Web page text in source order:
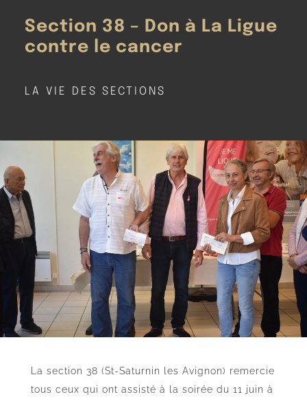
Section 38 – Don à La Ligue
contre le cancer
LA VIE DES SECTIONS
La section 38 (St-Saturnin les Avignon) remercie
tous ceux qui ont assisté à la soirée du 11 juin à